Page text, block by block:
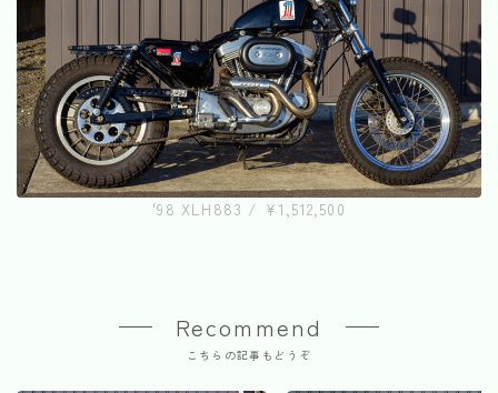
'98 XLH883 / ¥1,512,500
Recommend
こちらの記事もどうぞ